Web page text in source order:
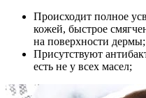
Происходит полное
кожей, быстрое
на поверхности дермы;
Присутствуют
есть не у всех масел;